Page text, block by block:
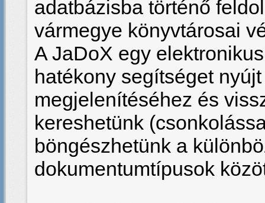
adatbázisba történő
vármegye könyvtárosai
A JaDoX egy
hatékony segítséget
megjelenítéséhez és
kereshetünk
böngészhetünk a
dokumentumtípusok